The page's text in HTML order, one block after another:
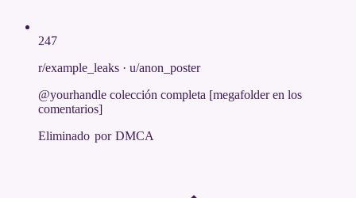
247
r/example_leaks · u/anon_poster
@yourhandle colección completa [megafolder en los
comentarios]
Eliminado por DMCA